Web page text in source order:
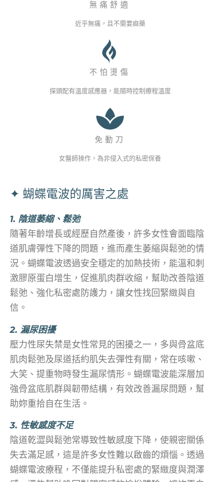
無痛舒適
近乎無痛，且不需要麻藥
不怕燙傷
探頭配有溫度感應器，能隨時控制療程溫度
免動刀
女醫師操作，為非侵入式的私密保養
✦ 蝴蝶電波的厲害之處
1. 陰道萎縮、鬆弛
隨著年齡增長或經歷自然產後，許多女性會面臨陰
道肌膚彈性下降的問題，進而產生萎縮與鬆弛的情
況。蝴蝶電波透過安全穩定的加熱技術，能溫和刺
激膠原蛋白增生，促進肌肉群收縮，幫助改善陰道
鬆弛、強化私密處防護力，讓女性找回緊緻與自
信。
2. 漏尿困擾
壓力性尿失禁是女性常見的困擾之一，多與骨盆底
肌肉鬆弛及尿道括約肌失去彈性有關，常在咳嗽、
大笑、提重物時發生漏尿情形。蝴蝶電波能深層加
強骨盆底肌群與韌帶結構，有效改善漏尿問題，幫
助妳重拾自在生活。
3. 性敏感度不足
陰道乾澀與鬆弛常導致性敏感度下降，使親密關係
失去滿足感，這是許多女性難以啟齒的煩惱。透過
蝴蝶電波療程，不僅能提升私密處的緊緻度與潤澤